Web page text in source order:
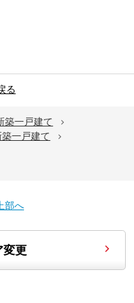
る
築一戸建て
一戸建て
部へ
変更